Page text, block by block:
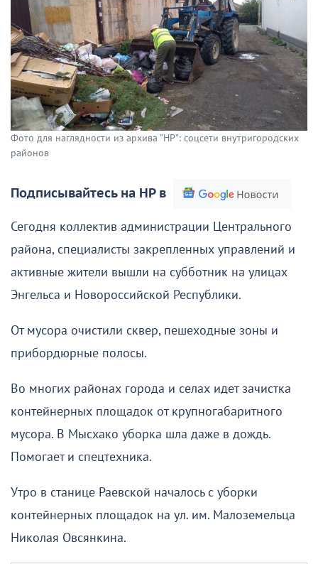
Фото для наглядности из архива "НР": соцсети внутригородских
районов
Подписывайтесь на НР в
Сегодня коллектив администрации Центрального
района, специалисты закрепленных управлений и
активные жители вышли на субботник на улицах
Энгельса и Новороссийской Республики.
От мусора очистили сквер, пешеходные зоны и
прибордюрные полосы.
Во многих районах города и селах идет зачистка
контейнерных площадок от крупногабаритного
мусора. В Мысхако уборка шла даже в дождь.
Помогает и спецтехника.
Утро в станице Раевской началось с уборки
контейнерных площадок на ул. им. Малоземельца
Николая Овсянкина.